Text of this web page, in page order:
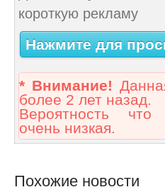
короткую рекламу
Нажмите для
* Внимание!
более 2 лет назад.
Вероятность
очень низкая.
Похожие новости